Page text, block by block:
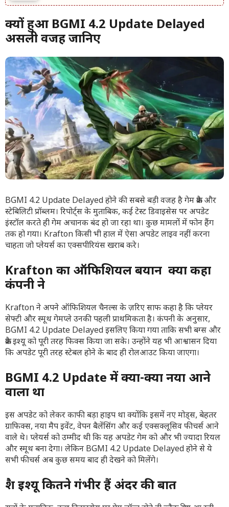
क्यों हुआ BGMI 4.2 Update Delayed
असली वजह जानिए
BGMI 4.2 Update Delayed होने की सबसे बड़ी वजह है गेम क्रैश और
स्टेबिलिटी प्रॉब्लम। रिपोर्ट्स के मुताबिक, कई टेस्ट डिवाइसेस पर अपडेट
इंस्टॉल करते ही गेम अचानक बंद हो जा रहा था। कुछ मामलों में फोन हैंग
तक हो गया। Krafton किसी भी हाल में ऐसा अपडेट लाइव नहीं करना
चाहता जो प्लेयर्स का एक्सपीरियंस खराब करे।
Krafton का ऑफिशियल बयान क्या कहा
कंपनी ने
Krafton ने अपने ऑफिशियल चैनल्स के ज़रिए साफ कहा है कि प्लेयर
सेफ्टी और स्मूथ गेमप्ले उनकी पहली प्राथमिकता है। कंपनी के अनुसार,
BGMI 4.2 Update Delayed इसलिए किया गया ताकि सभी बग्स और
क्रैश इश्यू को पूरी तरह फिक्स किया जा सके। उन्होंने यह भी आश्वासन दिया
कि अपडेट पूरी तरह स्टेबल होने के बाद ही रोलआउट किया जाएगा।
BGMI 4.2 Update में क्या-क्या नया आने
वाला था
इस अपडेट को लेकर काफी बड़ा हाइप था क्योंकि इसमें नए मोड्स, बेहतर
ग्राफिक्स, नया मैप इवेंट, वेपन बैलेंसिंग और कई एक्सक्लूसिव फीचर्स आने
वाले थे। प्लेयर्स को उम्मीद थी कि यह अपडेट गेम को और भी ज्यादा रियल
और स्मूथ बना देगा। लेकिन BGMI 4.2 Update Delayed होने से ये
सभी फीचर्स अब कुछ समय बाद ही देखने को मिलेंगे।
क्रैश इश्यू कितने गंभीर हैं अंदर की बात